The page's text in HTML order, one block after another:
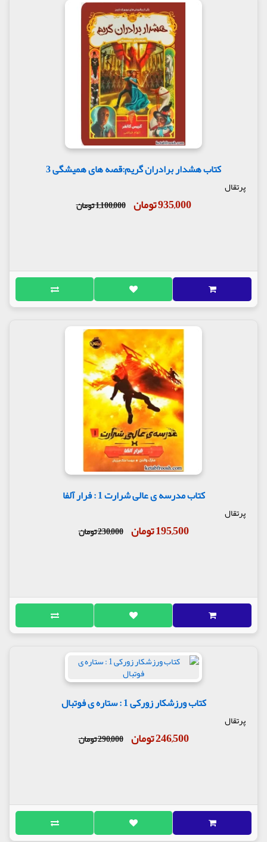
کتاب هشدار برادران گریم:قصه های همیشگی 3
پرتقال
935,000 تومان 1,100,000 تومان
کتاب مدرسه ی عالی شرارت 1 : فرار آلفا
پرتقال
195,500 تومان 230,000 تومان
کتاب ورزشکار زورکی 1 : ستاره ی فوتبال
پرتقال
246,500 تومان 290,000 تومان